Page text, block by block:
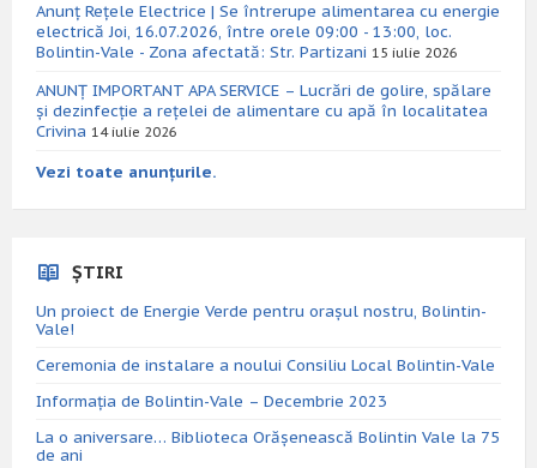
Anunț Rețele Electrice | Se întrerupe alimentarea cu energie
electrică Joi, 16.07.2026, între orele 09:00 - 13:00, loc.
Bolintin-Vale - Zona afectată: Str. Partizani 15 iulie 2026
ANUNȚ IMPORTANT APA SERVICE – Lucrări de golire, spălare
și dezinfecție a rețelei de alimentare cu apă în localitatea
Crivina 14 iulie 2026
Vezi toate anunțurile.
ȘTIRI
Un proiect de Energie Verde pentru orașul nostru, Bolintin-
Vale!
Ceremonia de instalare a noului Consiliu Local Bolintin-Vale
Informația de Bolintin-Vale – Decembrie 2023
La o aniversare… Biblioteca Orăşenească Bolintin Vale la 75
de ani